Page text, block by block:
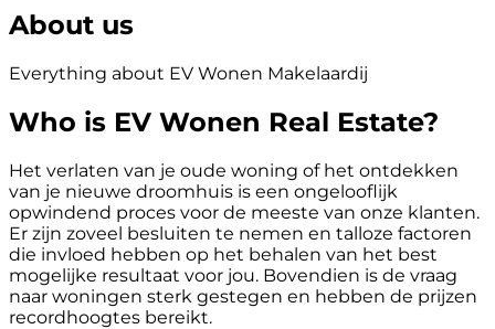
About us
Everything about EV Wonen Makelaardij
Who is EV Wonen Real Estate?
Het verlaten van je oude woning of het ontdekken
van je nieuwe droomhuis is een ongelooflijk
opwindend proces voor de meeste van onze klanten.
Er zijn zoveel besluiten te nemen en talloze factoren
die invloed hebben op het behalen van het best
mogelijke resultaat voor jou. Bovendien is de vraag
naar woningen sterk gestegen en hebben de prijzen
recordhoogtes bereikt.